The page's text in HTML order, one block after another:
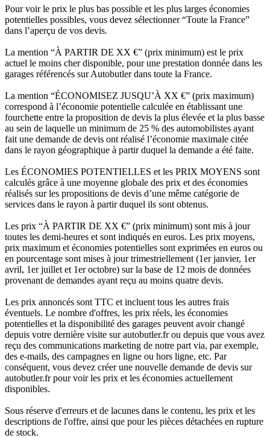
Pour voir le prix le plus bas possible et les plus larges économies
potentielles possibles, vous devez sélectionner “Toute la France”
dans l’aperçu de vos devis.
La mention “À PARTIR DE XX €” (prix minimum) est le prix
actuel le moins cher disponible, pour une prestation donnée dans les
garages référencés sur Autobutler dans toute la France.
La mention “ÉCONOMISEZ JUSQU’À XX €” (prix maximum)
correspond à l’économie potentielle calculée en établissant une
fourchette entre la proposition de devis la plus élevée et la plus basse
au sein de laquelle un minimum de 25 % des automobilistes ayant
fait une demande de devis ont réalisé l’économie maximale citée
dans le rayon géographique à partir duquel la demande a été faite.
Les ÉCONOMIES POTENTIELLES et les PRIX MOYENS sont
calculés grâce à une moyenne globale des prix et des économies
réalisés sur les propositions de devis d’une même catégorie de
services dans le rayon à partir duquel ils sont obtenus.
Les prix “À PARTIR DE XX €” (prix minimum) sont mis à jour
toutes les demi-heures et sont indiqués en euros. Les prix moyens,
prix maximum et économies potentielles sont exprimées en euros ou
en pourcentage sont mises à jour trimestriellement (1er janvier, 1er
avril, 1er juillet et 1er octobre) sur la base de 12 mois de données
provenant de demandes ayant reçu au moins quatre devis.
Les prix annoncés sont TTC et incluent tous les autres frais
éventuels. Le nombre d'offres, les prix réels, les économies
potentielles et la disponibilité des garages peuvent avoir changé
depuis votre dernière visite sur autobutler.fr ou depuis que vous avez
reçu des communications marketing de notre part via, par exemple,
des e-mails, des campagnes en ligne ou hors ligne, etc. Par
conséquent, vous devez créer une nouvelle demande de devis sur
autobutler.fr pour voir les prix et les économies actuellement
disponibles.
Sous réserve d'erreurs et de lacunes dans le contenu, les prix et les
descriptions de l'offre, ainsi que pour les pièces détachées en rupture
de stock.